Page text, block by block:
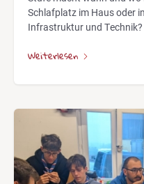
Schlafplatz im Haus oder
Infrastruktur und
Weiterlesen